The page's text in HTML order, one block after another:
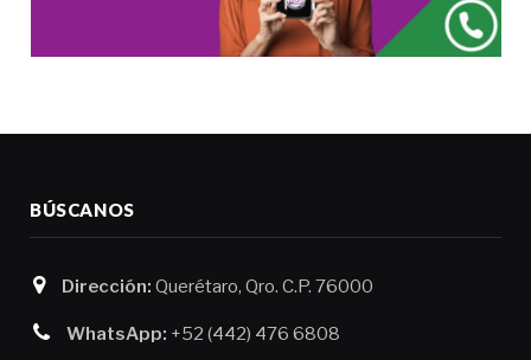
BÚSCANOS
Dirección: Querétaro, Qro. C.P. 76000
WhatsApp: +52 (442) 476 6808